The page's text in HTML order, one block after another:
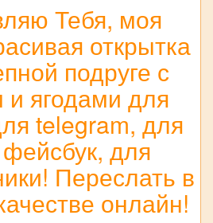
Тебя, моя
открытка
подруге с
и ягодами для
telegram, для
для
Переслать в
онлайн!